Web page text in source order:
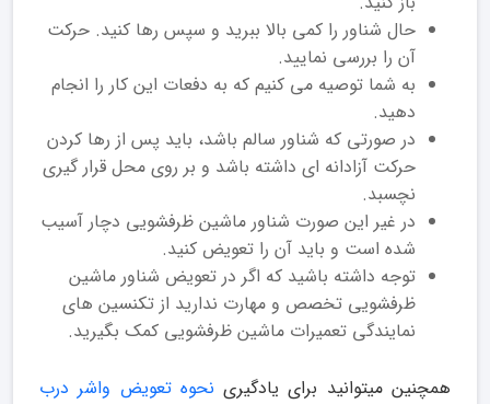
حال شناور را کمی بالا ببرید و سپس رها کنید. حرکت
آن را بررسی نمایید.
به شما توصیه می کنیم که به دفعات این کار را انجام
دهید.
در صورتی که شناور سالم باشد، باید پس از رها کردن
حرکت آزادانه ای داشته باشد و بر روی محل قرار گیری
نچسبد.
در غیر این صورت شناور ماشین ظرفشویی دچار آسیب
شده است و باید آن را تعویض کنید.
توجه داشته باشید که اگر در تعویض شناور ماشین
ظرفشویی تخصص و مهارت ندارید از تکنسین های
نمایندگی تعمیرات ماشین ظرفشویی کمک بگیرید.
همچنین میتوانید برای یادگیری نحوه تعویض واشر درب